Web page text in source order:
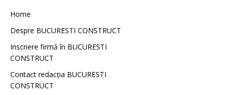
Home
Despre BUCURESTI CONSTRUCT
Inscriere firmă în BUCURESTI
CONSTRUCT
Contact redacţia BUCURESTI
CONSTRUCT